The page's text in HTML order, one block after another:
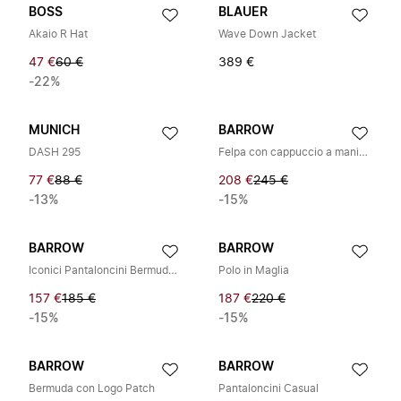
BOSS
Akaio R Hat
47 €60 €
-22%
BLAUER
Wave Down Jacket
389 €
MUNICH
DASH 295
77 €88 €
-13%
BARROW
Felpa con cappuccio a maniche lunghe con stampa a motivo
208 €245 €
-15%
BARROW
Iconici Pantaloncini Bermuda In Pile
157 €185 €
-15%
BARROW
Polo in Maglia
187 €220 €
-15%
BARROW
Bermuda con Logo Patch
BARROW
Pantaloncini Casual